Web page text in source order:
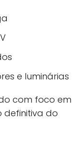
e luminárias
com foco em
definitiva do